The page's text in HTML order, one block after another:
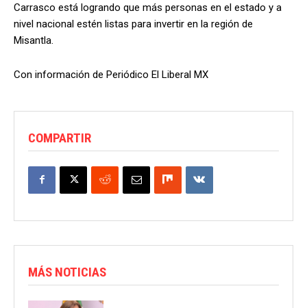
Carrasco está logrando que más personas en el estado y a
nivel nacional estén listas para invertir en la región de
Misantla.
Con información de Periódico El Liberal MX
COMPARTIR
MÁS NOTICIAS